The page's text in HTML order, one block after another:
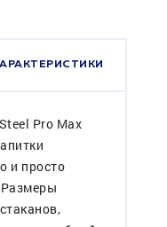
Pro Max
и просто
Размеры